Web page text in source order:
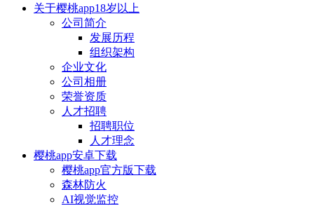
关于樱桃app18岁以上
公司简介
发展历程
组织架构
企业文化
公司相册
荣誉资质
人才招聘
招聘职位
人才理念
樱桃app安卓下载
樱桃app官方版下载
森林防火
AI视觉监控